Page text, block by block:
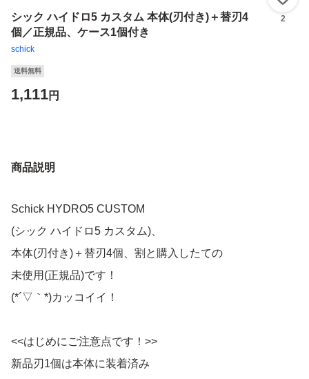
シック ハイドロ5 カスタム 本体(刃付き)＋替刃4
個／正規品、ケース1個付き
schick
2
送料無料
1,111円
商品説明
Schick HYDRO5 CUSTOM
(シック ハイドロ5 カスタム)、
本体(刃付き)＋替刃4個、割と購入したての
未使用(正規品)です！
(*´▽｀*)カッコイイ！
<<はじめにご注意点です！>>
新品刃1個は本体に装着済み